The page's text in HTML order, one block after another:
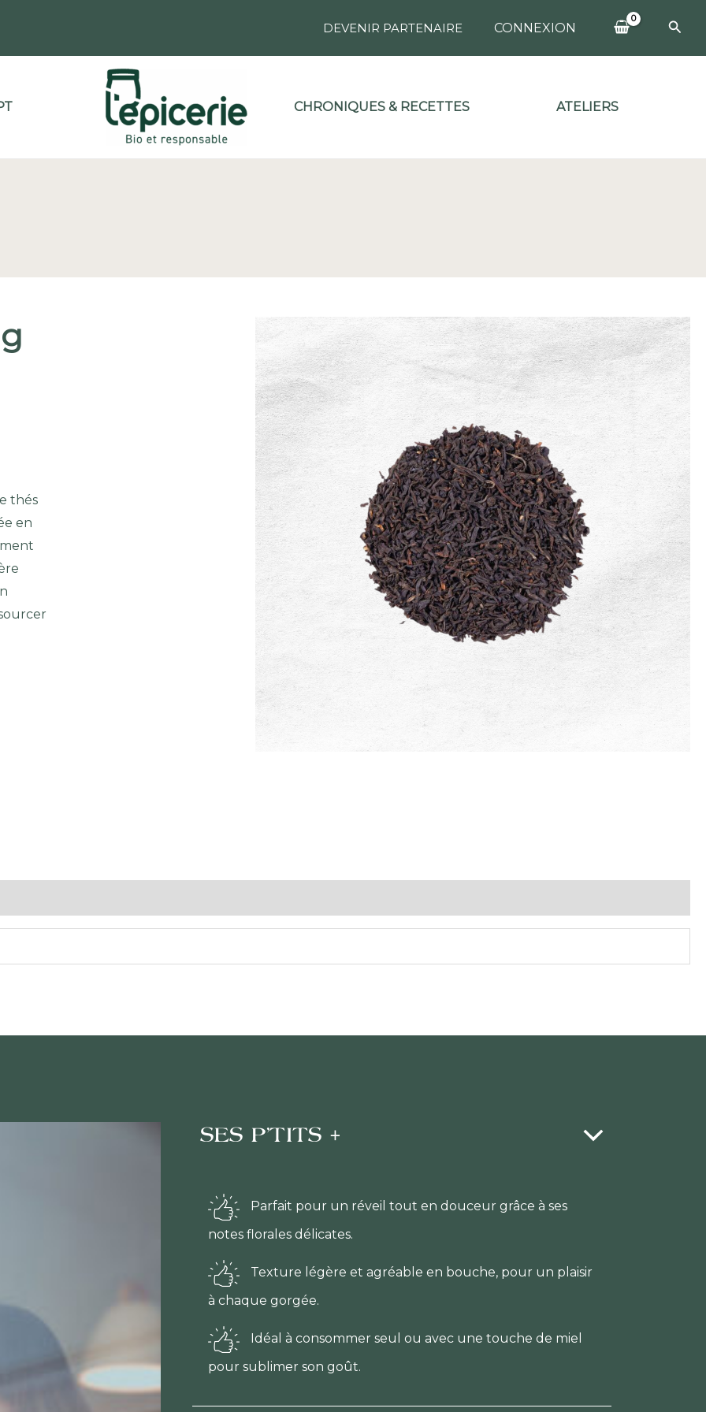
DEVENIR PARTENAIRE CONNEXION
CHRONIQUES & RECETTES ATELIERS
thés
en
SES P'TITS +
Parfait pour un réveil tout en douceur grâce à ses
notes florales délicates.
Texture légère et agréable en bouche, pour un plaisir
à chaque gorgée.
Idéal à consommer seul ou avec une touche de miel
pour sublimer son goût.